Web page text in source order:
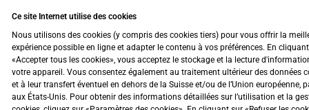
Ce site Internet utilise des cookies
Nous utilisons des cookies (y compris des cookies tiers) pour vous offrir la
expérience possible en ligne et adapter le contenu à vos préférences. En
«Accepter tous les cookies», vous acceptez le stockage et la lecture
votre appareil. Vous consentez également au traitement ultérieur des données
et à leur transfert éventuel en dehors de la Suisse et/ou de l’Union européenne,
aux États-Unis. Pour obtenir des informations détaillées sur l’utilisation et la